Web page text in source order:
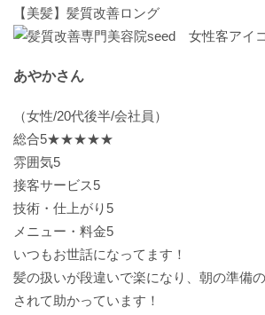
【美髪】髪質改善ロング
あやかさん
（女性/20代後半/会社員）
総合5★★★★★
雰囲気5
接客サービス5
技術・仕上がり 5
メニュー・料金5
いつもお世話になってます！
髪の扱いが段違いで楽になり、朝の準備
されて助かっています！